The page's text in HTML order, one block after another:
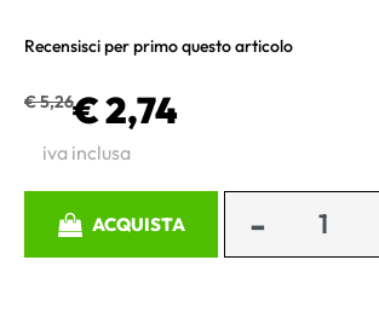
Recensisci per primo questo articolo
€ 5,26€ 2,74
iva inclusa
ACQUISTA